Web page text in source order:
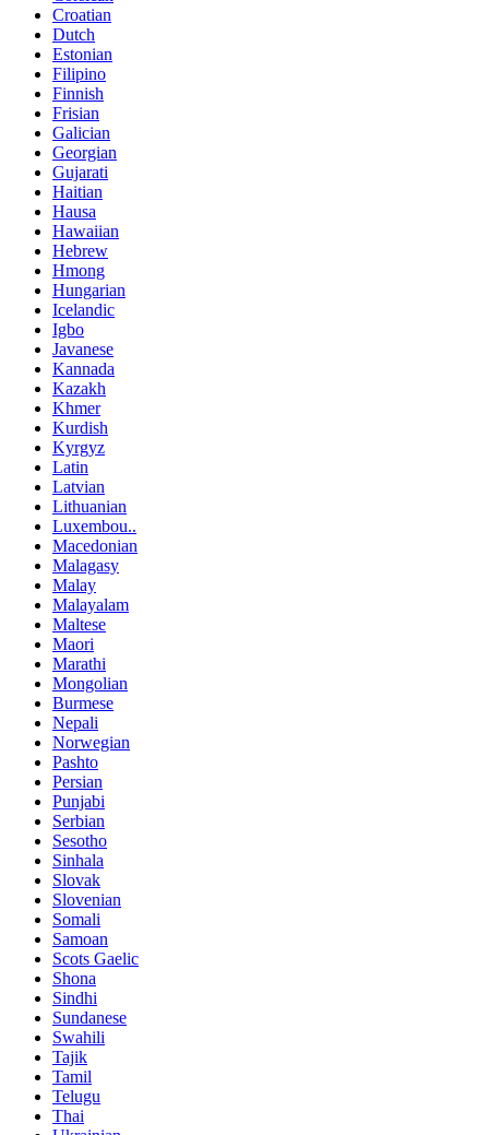
Croatian
Dutch
Estonian
Filipino
Finnish
Frisian
Galician
Georgian
Gujarati
Haitian
Hausa
Hawaiian
Hebrew
Hmong
Hungarian
Icelandic
Igbo
Javanese
Kannada
Kazakh
Khmer
Kurdish
Kyrgyz
Latin
Latvian
Lithuanian
Luxembou..
Macedonian
Malagasy
Malay
Malayalam
Maltese
Maori
Marathi
Mongolian
Burmese
Nepali
Norwegian
Pashto
Persian
Punjabi
Serbian
Sesotho
Sinhala
Slovak
Slovenian
Somali
Samoan
Scots Gaelic
Shona
Sindhi
Sundanese
Swahili
Tajik
Tamil
Telugu
Thai